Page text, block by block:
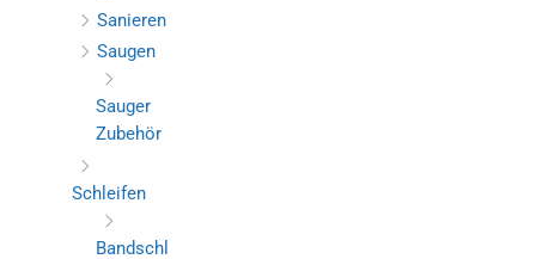
Sanieren
Saugen
Sauger
Zubehör
Schleifen
Bandschl